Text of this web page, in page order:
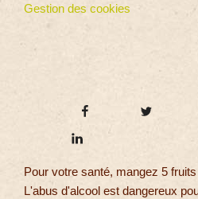
Gestion des cookies
Pour votre santé, mangez 5
L'abus d'alcool est dangereux